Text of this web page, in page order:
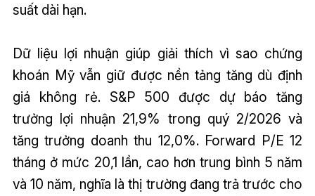
suất dài hạn.
Dữ liệu lợi nhuận giúp giải thích vì sao chứng
khoán Mỹ vẫn giữ được nền tảng tăng dù định
giá không rẻ. S&P 500 được dự báo tăng
trưởng lợi nhuận 21,9% trong quý 2/2026 và
tăng trưởng doanh thu 12,0%. Forward P/E 12
tháng ở mức 20,1 lần, cao hơn trung bình 5 năm
và 10 năm, nghĩa là thị trường đang trả trước cho